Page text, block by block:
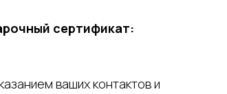
сертификат:
ваших контактов и